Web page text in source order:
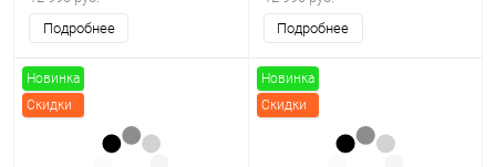
Подробнее
Подробнее
Новинка
Скидки
Новинка
Скидки